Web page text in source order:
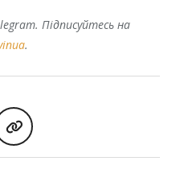
Підписуйтесь на
.